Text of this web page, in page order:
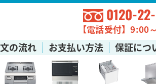
0120-
【電話受付】9:00
の流れ お支払い方法 保証につ